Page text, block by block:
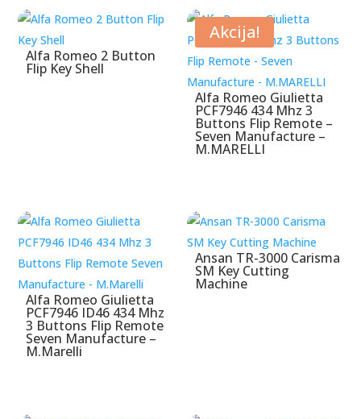
Alfa Romeo 2 Button
Flip Key Shell
Akcija!
Alfa Romeo Giulietta
PCF7946 434 Mhz 3
Buttons Flip Remote –
Seven Manufacture –
M.MARELLI
Alfa Romeo Giulietta
PCF7946 ID46 434 Mhz
3 Buttons Flip Remote
Seven Manufacture –
M.Marelli
Ansan TR-3000 Carisma
SM Key Cutting
Machine